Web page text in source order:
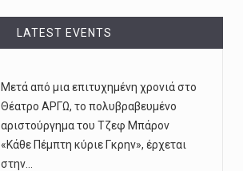
LATEST EVENTS
Μετά από μια επιτυχημένη χρονιά στο
Θέατρο ΑΡΓΩ, το πολυβραβευμένο
αριστούργημα του Τζεφ Μπάρον
«Κάθε Πέμπτη κύριε Γκρην», έρχεται
στην...